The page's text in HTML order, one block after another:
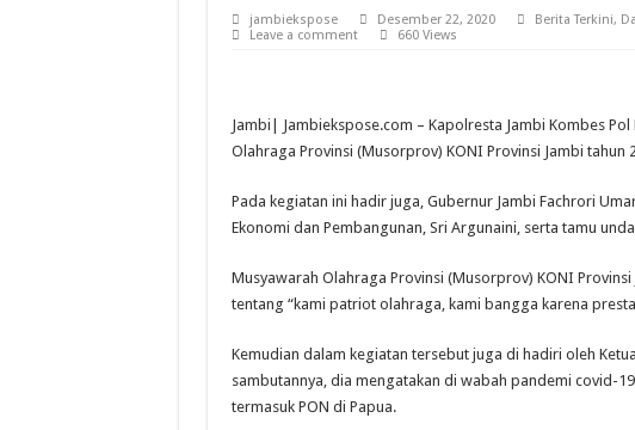
jambiekspose Desember 22, 2020 Berita Terkini,
Leave a comment
660 Views
Jambi| Jambiekspose.com – Kapolresta Jambi Kombes
Olahraga Provinsi (Musorprov) KONI Provinsi Jambi tahun
Pada kegiatan ini hadir juga, Gubernur Jambi Fachrori
Ekonomi dan Pembangunan, Sri Argunaini, serta tamu
Musyawarah Olahraga Provinsi (Musorprov) KONI
tentang “kami patriot olahraga, kami bangga karena
Kemudian dalam kegiatan tersebut juga di hadiri oleh
sambutannya, dia mengatakan di wabah pandemi covid-
termasuk PON di Papua.